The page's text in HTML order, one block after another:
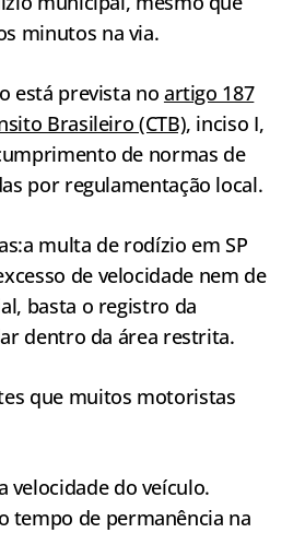
minutos na via.
está prevista no artigo 187
Brasileiro (CTB), inciso I,
de normas de
por regulamentação local.
multa de rodízio em SP
de velocidade nem de
basta o registro da
dentro da área restrita.
que muitos motoristas
velocidade do veículo.
tempo de permanência na